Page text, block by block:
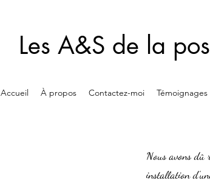
Les A&S de la
Accueil À propos Contactez-moi Témoignages
Nous avons dû
installation